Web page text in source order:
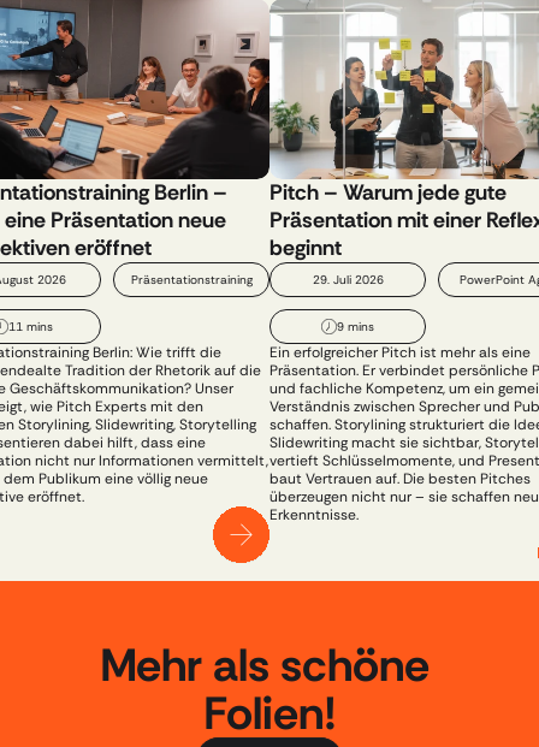
Berlin –
eine Präsentation neue
eröffnet
2026 Präsentationstraining
11 mins
Berlin: Wie trifft die
Tradition der Rhetorik auf die
Geschäftskommunikation? Unser
wie Pitch Experts mit den
Storylining, Slidewriting, Storytelling
dabei hilft, dass eine
nicht nur Informationen vermittelt,
Publikum eine völlig neue
eröffnet.
Pitch – Warum jede gute
Präsentation mit einer
beginnt
29. Juli 2026 PowerPoint
9 mins
Ein erfolgreicher Pitch ist mehr als eine
Präsentation. Er verbindet persönliche
und fachliche Kompetenz, um ein
Verständnis zwischen Sprecher und
schaffen. Storylining strukturiert die
Slidewriting macht sie sichtbar,
vertieft Schlüsselmomente, und
baut Vertrauen auf. Die besten Pitches
überzeugen nicht nur – sie schaffen
Erkenntnisse.
Mehr als schöne
Folien!